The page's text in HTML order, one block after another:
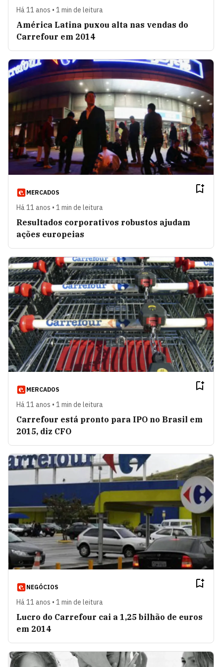
Há 11 anos • 1 min de leitura
América Latina puxou alta nas vendas do
Carrefour em 2014
MERCADOS
Há 11 anos • 1 min de leitura
Resultados corporativos robustos ajudam
ações europeias
MERCADOS
Há 11 anos • 1 min de leitura
Carrefour está pronto para IPO no Brasil em
2015, diz CFO
NEGÓCIOS
Há 11 anos • 1 min de leitura
Lucro do Carrefour cai a 1,25 bilhão de euros
em 2014